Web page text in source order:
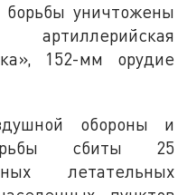
борьбы уничтожены
152-мм орудие
обороны и
сбиты 25
летательных